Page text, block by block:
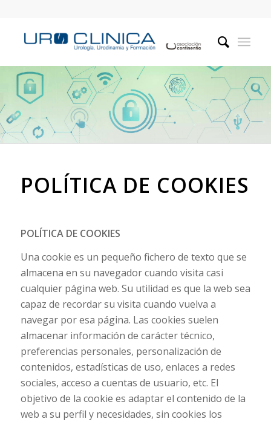
POLÍTICA DE COOKIES
POLÍTICA DE COOKIES
Una cookie es un pequeño fichero de texto que se
almacena en su navegador cuando visita casi
cualquier página web. Su utilidad es que la web sea
capaz de recordar su visita cuando vuelva a
navegar por esa página. Las cookies suelen
almacenar información de carácter técnico,
preferencias personales, personalización de
contenidos, estadísticas de uso, enlaces a redes
sociales, acceso a cuentas de usuario, etc. El
objetivo de la cookie es adaptar el contenido de la
web a su perfil y necesidades, sin cookies los